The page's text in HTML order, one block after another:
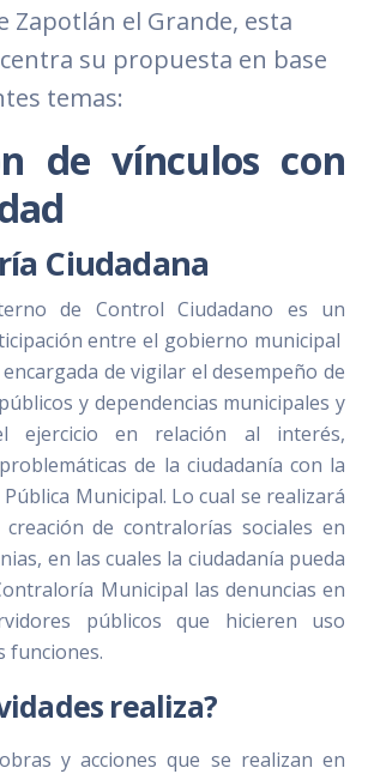
Zapotlán el Grande, esta
su propuesta en base
temas:
de vínculos con
Ciudadana
de Control Ciudadano es un
entre el gobierno municipal
de vigilar el desempeño de
y dependencias municipales y
ejercicio en relación al interés,
de la ciudadanía con la
Municipal. Lo cual se realizará
de contralorías sociales en
en las cuales la ciudadanía pueda
Municipal las denuncias en
públicos que hicieren uso
funciones.
realiza?
y acciones que se realizan en